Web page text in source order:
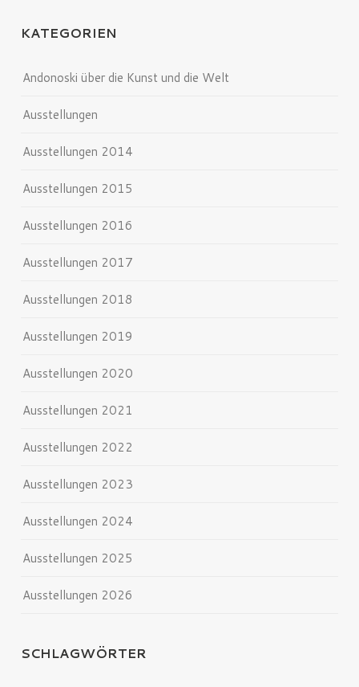
KATEGORIEN
Andonoski über die Kunst und die Welt
Ausstellungen
Ausstellungen 2014
Ausstellungen 2015
Ausstellungen 2016
Ausstellungen 2017
Ausstellungen 2018
Ausstellungen 2019
Ausstellungen 2020
Ausstellungen 2021
Ausstellungen 2022
Ausstellungen 2023
Ausstellungen 2024
Ausstellungen 2025
Ausstellungen 2026
SCHLAGWÖRTER